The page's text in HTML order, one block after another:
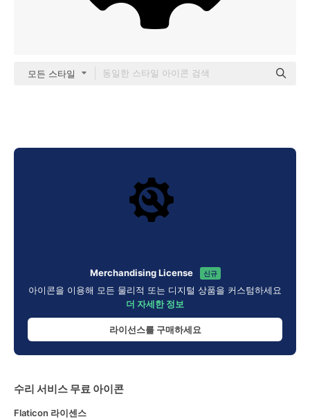
모든 스타일
Merchandising License 신규
아이콘을 이용해 모든 물리적 또는 디지털 상품을 커스텀하세요
더 자세한 정보
라이선스를 구매하세요
수리 서비스 무료 아이콘
Flaticon 라이센스